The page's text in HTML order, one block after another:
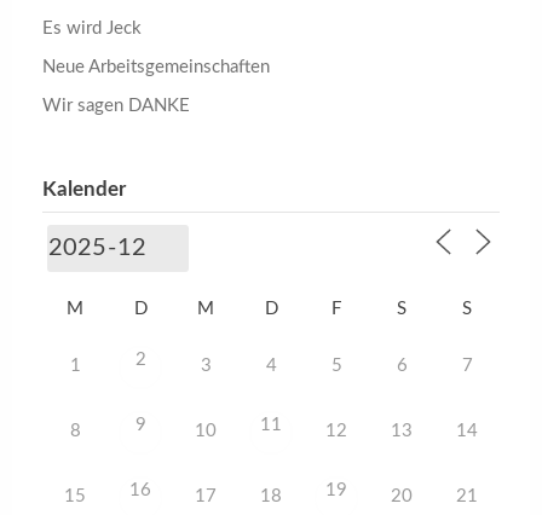
Es wird Jeck
Neue Arbeitsgemeinschaften
Wir sagen DANKE
Kalender
M D M D F S S
1 2 3 4 5 6 7
8 9 10 11 12 13 14
15 16 17 18 19 20 21